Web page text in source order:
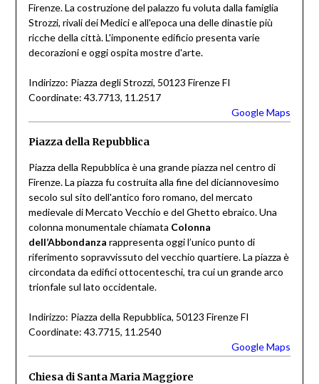
Firenze. La costruzione del palazzo fu voluta dalla famiglia
Strozzi, rivali dei Medici e all'epoca una delle dinastie più
ricche della città. L'imponente edificio presenta varie
decorazioni e oggi ospita mostre d'arte.
Indirizzo: Piazza degli Strozzi, 50123 Firenze FI
Coordinate: 43.7713, 11.2517
Google Maps
Piazza della Repubblica
Piazza della Repubblica è una grande piazza nel centro di
Firenze. La piazza fu costruita alla fine del diciannovesimo
secolo sul sito dell'antico foro romano, del mercato
medievale di Mercato Vecchio e del Ghetto ebraico. Una
colonna monumentale chiamata Colonna
dell’Abbondanza rappresenta oggi l’unico punto di
riferimento sopravvissuto del vecchio quartiere. La piazza è
circondata da edifici ottocenteschi, tra cui un grande arco
trionfale sul lato occidentale.
Indirizzo: Piazza della Repubblica, 50123 Firenze FI
Coordinate: 43.7715, 11.2540
Google Maps
Chiesa di Santa Maria Maggiore